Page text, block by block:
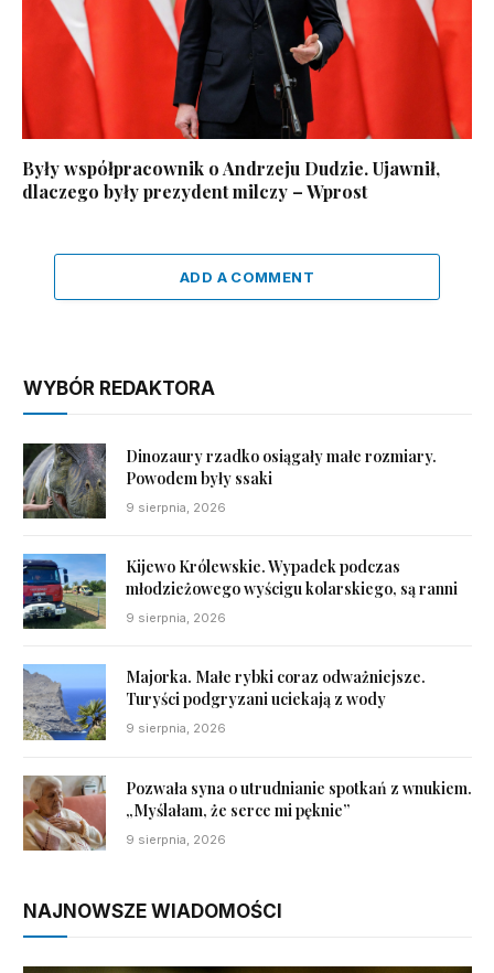
Były współpracownik o Andrzeju Dudzie. Ujawnił,
dlaczego były prezydent milczy – Wprost
ADD A COMMENT
WYBÓR REDAKTORA
Dinozaury rzadko osiągały małe rozmiary.
Powodem były ssaki
9 sierpnia, 2026
Kijewo Królewskie. Wypadek podczas
młodzieżowego wyścigu kolarskiego, są ranni
9 sierpnia, 2026
Majorka. Małe rybki coraz odważniejsze.
Turyści podgryzani uciekają z wody
9 sierpnia, 2026
Pozwała syna o utrudnianie spotkań z wnukiem.
„Myślałam, że serce mi pęknie”
9 sierpnia, 2026
NAJNOWSZE WIADOMOŚCI